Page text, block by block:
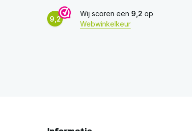
9,2
Wij scoren een 9,2 op
Webwinkelkeur